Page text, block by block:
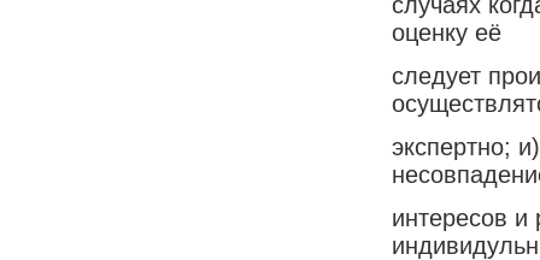
оценку её
следует
экспертно;
интересов